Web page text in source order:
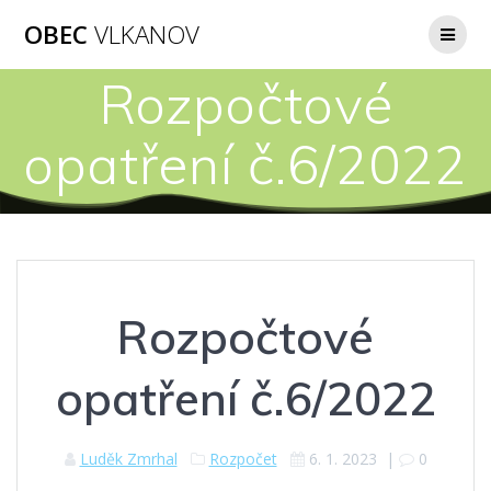
OBEC VLKANOV
Rozpočtové
opatření č.6/2022
Rozpočtové
opatření č.6/2022
Luděk Zmrhal Rozpočet 6. 1. 2023 | 0